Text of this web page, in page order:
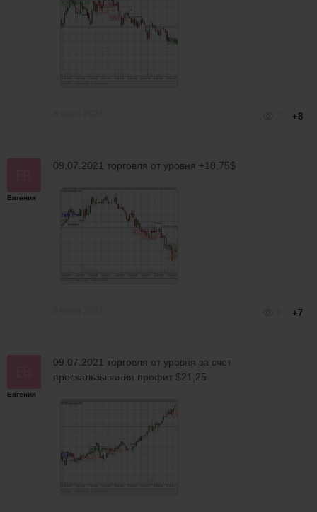
+8
Евгения
09.07.2021 торговля от уровня +18,75$
+7
Евгения
09.07.2021 торговля от уровня за счет
проскальзывания профит $21,25